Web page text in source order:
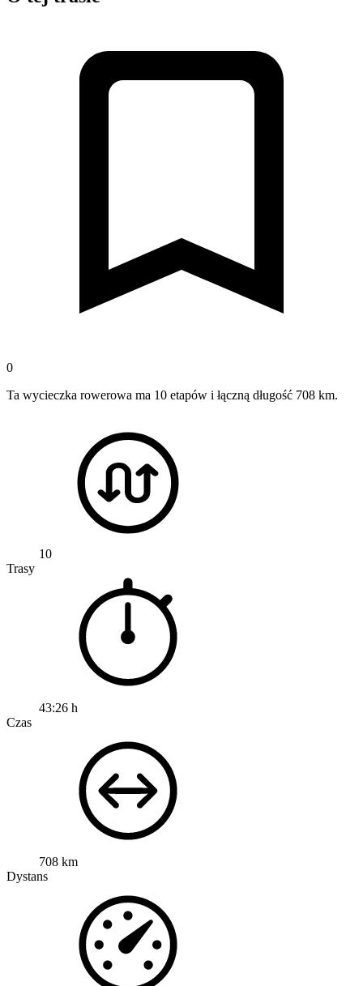
0
Ta wycieczka rowerowa ma 10 etapów i łączną długość 708 km.
10
Trasy
43:26 h
Czas
708 km
Dystans